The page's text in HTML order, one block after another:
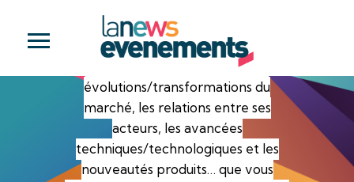
tendances et innovations du secteur,
pour optimiser l’organisation de vos
événements en maîtrisant les
évolutions/transformations du
marché, les relations entre ses
acteurs, les avancées
techniques/technologiques et les
nouveautés produits… que vous